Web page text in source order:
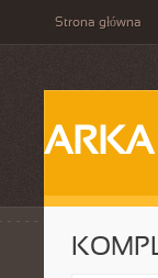
Strona główna
ARKA